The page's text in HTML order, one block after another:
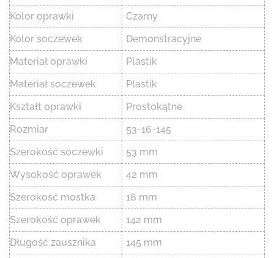
Kolor oprawki
Czarny
Kolor soczewek
Demonstracyjne
Materiał oprawki
Plastik
Materiał soczewek
Plastik
Kształt oprawki
Prostokątne
Rozmiar
53-16-145
Szerokość soczewki
53 mm
Wysokość oprawek
42 mm
Szerokość mostka
16 mm
Szerokość oprawek
142 mm
Długość zausznika
145 mm